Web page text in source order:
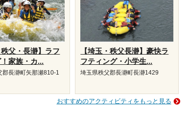
秩父・長瀞】ラフ
家族・カ...
郡長瀞町矢那瀬810-1
【埼玉・秩父長瀞】豪快ラ
フティング・小学生...
埼玉県秩父郡長瀞町長瀞1429
おすすめのアクティビティをもっと見る